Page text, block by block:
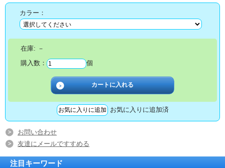
カラー：
在庫: －
購入数：
個
お気に入りに追加済
お問い合わせ
友達にメールですすめる
注目キーワード